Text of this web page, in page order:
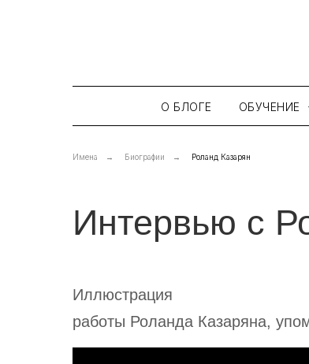
О БЛОГЕ ОБУЧЕНИЕ
Имена → Биографии → Роланд Казарян
Иллюстрация
работы Роланда Казаряна,
Интервью с